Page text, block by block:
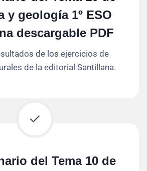
y geología 1º ESO
descargable PDF
de los ejercicios de
de la editorial Santillana.
del Tema 10 de